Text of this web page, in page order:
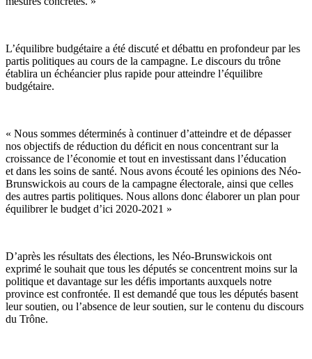
L’équilibre budgétaire a été discuté et débattu en profondeur par les
partis politiques au cours de la campagne. Le discours du trône
établira un échéancier plus rapide pour atteindre l’équilibre
budgétaire.
« Nous sommes déterminés à continuer d’atteindre et de dépasser
nos objectifs de réduction du déficit en nous concentrant sur la
croissance de l’économie et tout en investissant dans l’éducation
et dans les soins de santé. Nous avons écouté les opinions des Néo-
Brunswickois au cours de la campagne électorale, ainsi que celles
des autres partis politiques. Nous allons donc élaborer un plan pour
équilibrer le budget d’ici 2020-2021 »
D’après les résultats des élections, les Néo-Brunswickois ont
exprimé le souhait que tous les députés se concentrent moins sur la
politique et davantage sur les défis importants auxquels notre
province est confrontée. Il est demandé que tous les députés basent
leur soutien, ou l’absence de leur soutien, sur le contenu du discours
du Trône.